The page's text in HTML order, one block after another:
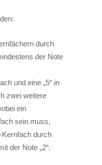
durch
der Note
und eine „5“ in
zwei weitere
ein
sein muss,
Kernfach durch
der Note „2“.